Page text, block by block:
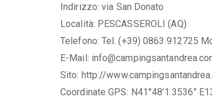
Indirizzo: via San Donato
Località: PESCASSEROLI (AQ)
Telefono: Tel. (+39) 0863.912725
E-Mail:
Sito: http://
Coordinate GPS: N41°48’1.3536”